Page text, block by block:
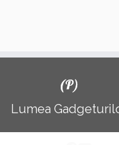
(P)
Lumea